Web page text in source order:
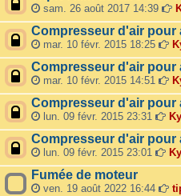
sam. 26 août 2017 14:39
Compresseur d'air pour
mar. 10 févr. 2015 18:25
Compresseur d'air pour
mar. 10 févr. 2015 14:51
Compresseur d'air pour
lun. 09 févr. 2015 23:31
Compresseur d'air pour
lun. 09 févr. 2015 23:01
Fumée de moteur
ven. 19 août 2022 16:44